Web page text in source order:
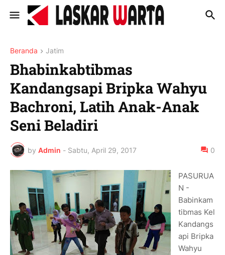
Beranda Jatim
Bhabinkabtibmas
Kandangsapi Bripka Wahyu
Bachroni, Latih Anak-Anak
Seni Beladiri
by Admin - Sabtu, April 29, 2017 0
PASURUA
N -
Babinkam
tibmas Kel
Kandangs
api Bripka
Wahyu